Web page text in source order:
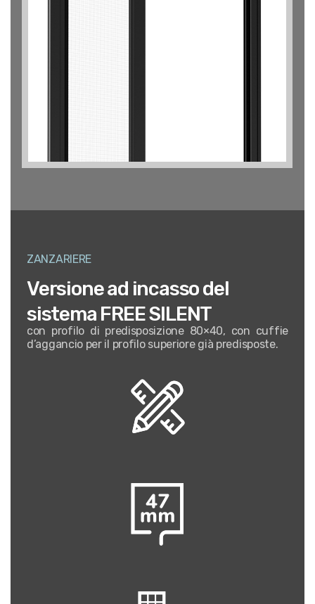
ZANZARIERE
Versione ad incasso del
sistema FREE SILENT
con profilo di predisposizione 80×40, con cuffie
d’aggancio per il profilo superiore già predisposte.